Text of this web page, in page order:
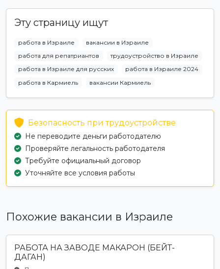
Эту страницу ищут
работа в Израиле
вакансии в Израиле
работа для репатриантов
трудоустройство в Израиле
работа в Израиле для русских
работа в Израиле 2024
работа в Кармиель
вакансии Кармиель
Безопасность при трудоустройстве
Не переводите деньги работодателю
Проверяйте легальность работодателя
Требуйте официальный договор
Уточняйте все условия работы
Похожие вакансии в Израиле
РАБОТА НА ЗАВОДЕ МАКАРОН (БЕЙТ-
ДАГАН)